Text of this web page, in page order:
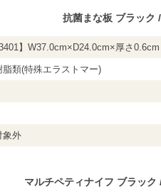
抗菌まな板 ブラック
】W37.0cm×D24.0cm×厚さ
脂類(特殊エラストマー)
象外
マルチペティナイフ ブラッ